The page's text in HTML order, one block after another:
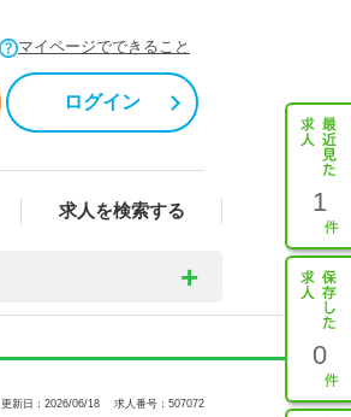
マイページでできること
ログイン
求人を検索する 1
0
更新日：2026/06/18 求人番号：507072